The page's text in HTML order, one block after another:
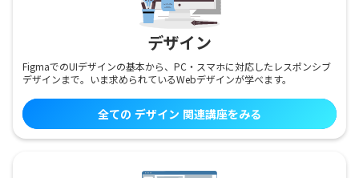
デザイン
FigmaでのUIデザインの基本から、PC・スマホに対応したレスポンシブ
デザインまで。いま求められているWebデザインが学べます。
全ての デザイン 関連講座をみる